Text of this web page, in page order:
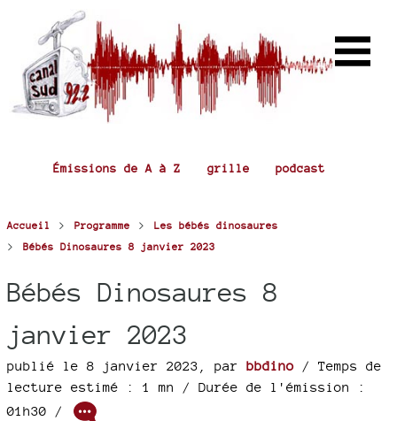
Émissions de A à Z grille podcast
Accueil > Programme > Les bébés dinosaures
> Bébés Dinosaures 8 janvier 2023
Bébés Dinosaures 8
janvier 2023
publié le 8 janvier 2023 par bbdino / Temps de
lecture estimé : 1 mn / Durée de l'émission :
01h30 /